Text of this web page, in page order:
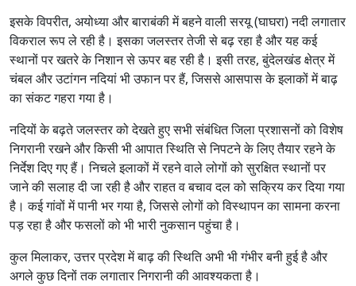
इसके विपरीत, अयोध्या और बाराबंकी में बहने वाली सरयू (घाघरा) नदी लगातार
विकराल रूप ले रही है। इसका जलस्तर तेजी से बढ़ रहा है और यह कई
स्थानों पर खतरे के निशान से ऊपर बह रही है। इसी तरह, बुंदेलखंड क्षेत्र में
चंबल और उटांगन नदियां भी उफान पर हैं, जिससे आसपास के इलाकों में बाढ़
का संकट गहरा गया है।
नदियों के बढ़ते जलस्तर को देखते हुए सभी संबंधित जिला प्रशासनों को विशेष
निगरानी रखने और किसी भी आपात स्थिति से निपटने के लिए तैयार रहने के
निर्देश दिए गए हैं। निचले इलाकों में रहने वाले लोगों को सुरक्षित स्थानों पर
जाने की सलाह दी जा रही है और राहत व बचाव दल को सक्रिय कर दिया गया
है। कई गांवों में पानी भर गया है, जिससे लोगों को विस्थापन का सामना करना
पड़ रहा है और फसलों को भी भारी नुकसान पहुंचा है।
कुल मिलाकर, उत्तर प्रदेश में बाढ़ की स्थिति अभी भी गंभीर बनी हुई है और
अगले कुछ दिनों तक लगातार निगरानी की आवश्यकता है।